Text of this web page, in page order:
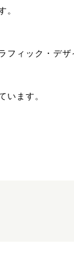
。
フィック・デザ
います。